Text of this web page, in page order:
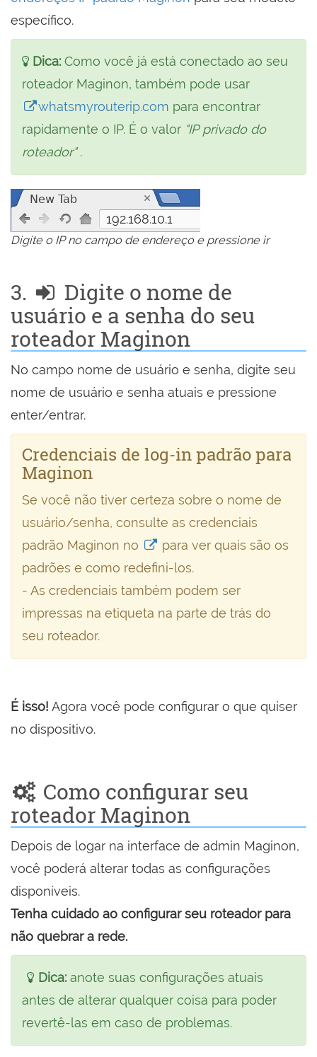
específico.
Dica: Como você já está conectado ao seu
roteador Maginon, também pode usar
whatsmyrouterip.com para encontrar
rapidamente o IP. É o valor "IP privado do
roteador".
192.168.10.1
Digite o IP no campo de endereço e pressione ir
3.
Digite o nome de
usuário e a senha do seu
roteador Maginon
No campo nome de usuário e senha, digite seu
nome de usuário e senha atuais e pressione
enter/entrar.
Credenciais de log-in padrão para
Maginon
Se você não tiver certeza sobre o nome de
usuário/senha, consulte as credenciais
padrão Maginon no
para ver quais são os
padrões e como redefini-los.
- As credenciais também podem ser
impressas na etiqueta na parte de trás do
seu roteador.
É isso! Agora você pode configurar o que quiser
no dispositivo.
Como configurar seu
roteador Maginon
Depois de logar na interface de admin Maginon,
você poderá alterar todas as configurações
disponíveis.
Tenha cuidado ao configurar seu roteador para
não quebrar a rede.
Dica: anote suas configurações atuais
antes de alterar qualquer coisa para poder
revertê-las em caso de problemas.